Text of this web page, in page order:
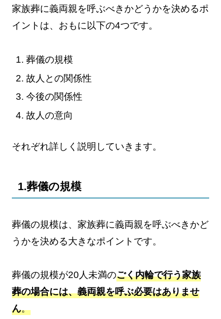
家族葬に義両親を呼ぶべきかどうかを決めるポ
イントは、おもに以下の4つです。
葬儀の規模
故人との関係性
今後の関係性
故人の意向
それぞれ詳しく説明していきます。
1.葬儀の規模
葬儀の規模は、家族葬に義両親を呼ぶべきかど
うかを決める大きなポイントです。
葬儀の規模が20人未満のごく内輪で行う家族
葬の場合には、義両親を呼ぶ必要はありませ
ん。